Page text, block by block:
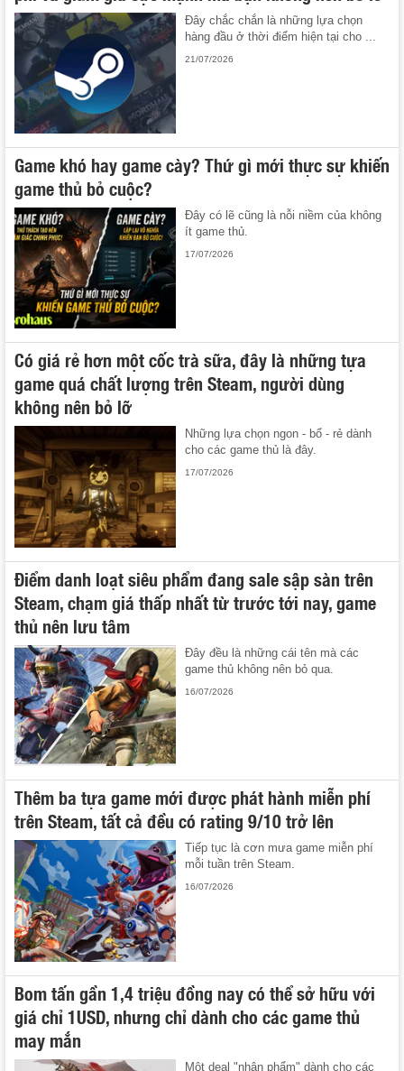
Đây chắc chắn là những lựa chọn
hàng đầu ở thời điểm hiện tại cho ...
21/07/2026
Game khó hay game cày? Thứ gì mới thực sự khiến
game thủ bỏ cuộc?
Đây có lẽ cũng là nỗi niềm của không
ít game thủ.
17/07/2026
Có giá rẻ hơn một cốc trà sữa, đây là những tựa
game quá chất lượng trên Steam, người dùng
không nên bỏ lỡ
Những lựa chọn ngon - bổ - rẻ dành
cho các game thủ là đây.
17/07/2026
Điểm danh loạt siêu phẩm đang sale sập sàn trên
Steam, chạm giá thấp nhất từ trước tới nay, game
thủ nên lưu tâm
Đây đều là những cái tên mà các
game thủ không nên bỏ qua.
16/07/2026
Thêm ba tựa game mới được phát hành miễn phí
trên Steam, tất cả đều có rating 9/10 trở lên
Tiếp tục là cơn mưa game miễn phí
mỗi tuần trên Steam.
16/07/2026
Bom tấn gần 1,4 triệu đồng nay có thể sở hữu với
giá chỉ 1USD, nhưng chỉ dành cho các game thủ
may mắn
Một deal "nhân phẩm" dành cho các